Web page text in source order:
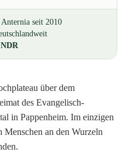
seit 2010
über dem
des Evangelisch-
in Pappenheim. Im einzigen
an den Wurzeln